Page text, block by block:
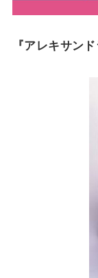
『アレキサン